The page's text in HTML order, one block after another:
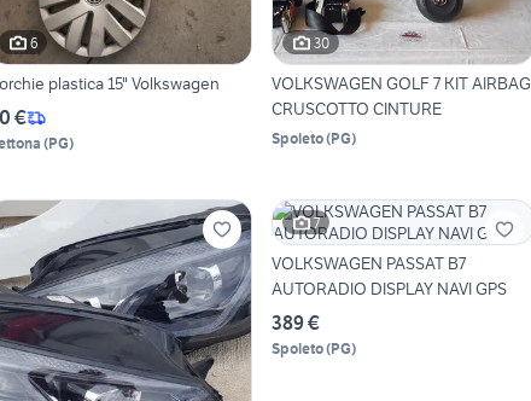
6
Borchie plastica 15" Volkswagen
€
(PG)
30
VOLKSWAGEN GOLF 7 KIT AIRBAG
CRUSCOTTO CINTURE
Spoleto(PG)
7
VOLKSWAGEN PASSAT B7
AUTORADIO DISPLAY NAVI GPS
389 €
Spoleto(PG)